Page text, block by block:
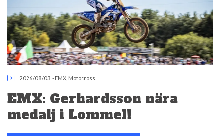
2026/08/03 - EMX Motocross
EMX: Gerhardsson nära
medalj i Lommel!